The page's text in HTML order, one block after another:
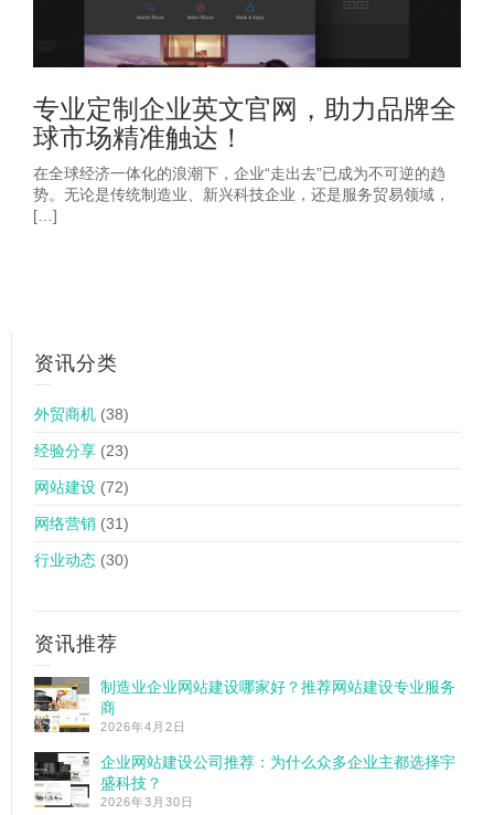
专业定制企业英文官网，助力品牌全
球市场精准触达！
在全球经济一体化的浪潮下，企业“走出去”已成为不可逆的趋
势。无论是传统制造业、新兴科技企业，还是服务贸易领域，
[…]
资讯分类
外贸商机 (38)
经验分享 (23)
网站建设 (72)
网络营销 (31)
行业动态 (30)
资讯推荐
制造业企业网站建设哪家好？推荐网站建设专业服务
商
2026年4月2日
企业网站建设公司推荐：为什么众多企业主都选择宇
盛科技？
2026年3月30日